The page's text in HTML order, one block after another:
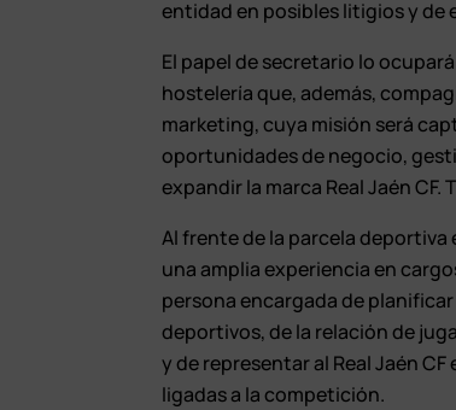
entidad en posibles litigios y
El papel de secretario lo
hostelería que, además,
marketing, cuya misión será
oportunidades de negocio,
expandir la marca Real Jaén
Al frente de la parcela deportiva
una amplia experiencia en
persona encargada de
deportivos, de la relación de
y de representar al Real Jaén
ligadas a la competición.